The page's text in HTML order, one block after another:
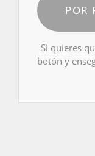
POR
Si quieres
botón y